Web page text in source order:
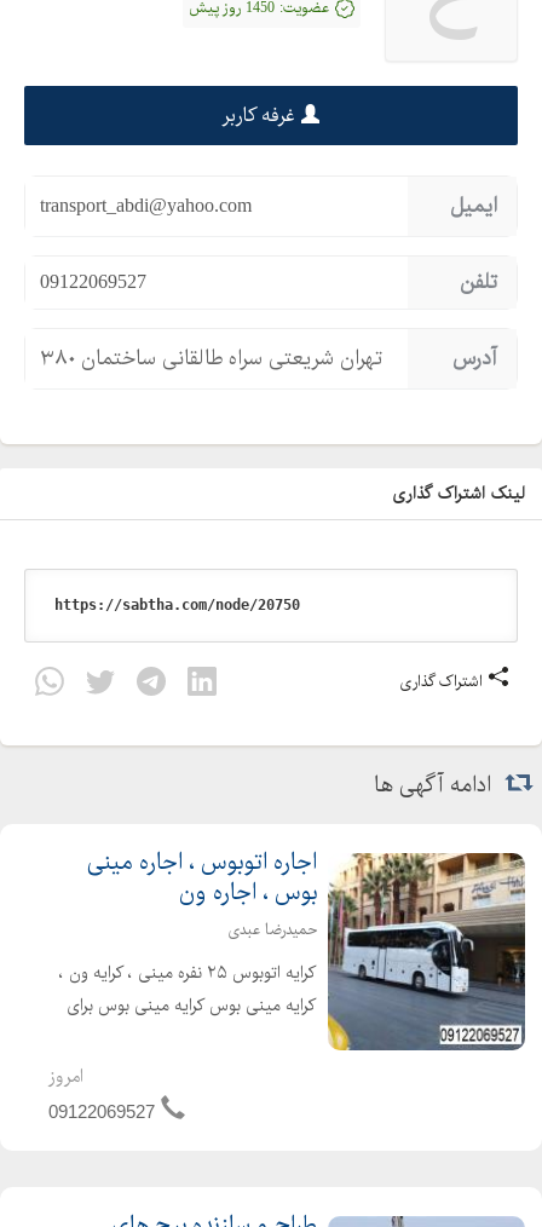
عضویت: 1450 روز پیش
غرفه کاربر
ایمیل transport_abdi@yahoo.com
تلفن 09122069527
آدرس تهران شریعتی سراه طالقانی ساختمان ۳۸۰
لینک اشتراک گذاری
اشتراک گذاری
ادامه آگهی ها
اجاره اتوبوس ، اجاره مینی
بوس ، اجاره ون
حمیدرضا عبدی
کرایه اتوبوس ۲۵ نفره مینی ، کرایه ون ،
کرایه مینی بوس کرایه مینی بوس برای
مدرسه ، همایش های مختلف سرویس
های لوکس برای مدیران شرکت های
امروز
09122069527